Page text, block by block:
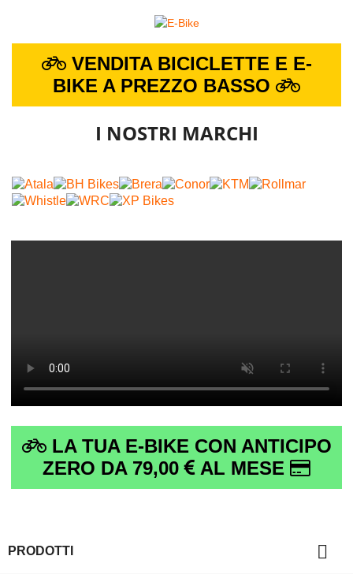
VENDITA BICICLETTE E E-
BIKE A PREZZO BASSO
I NOSTRI MARCHI
LA TUA E-BIKE CON ANTICIPO
ZERO DA 79,00
AL MESE
PRODOTTI
